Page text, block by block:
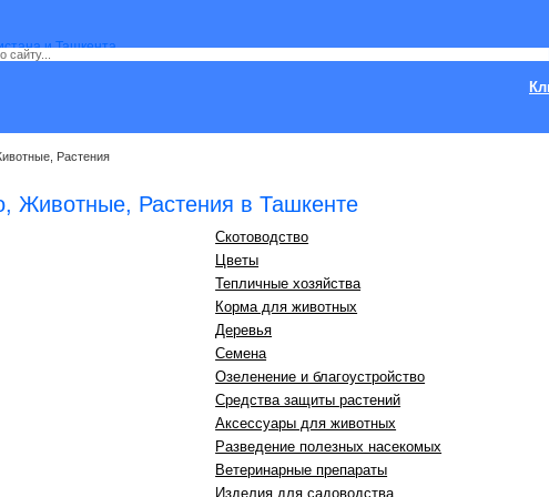
Растения
Животные, Растения в Ташкенте
Скотоводство
Цветы
Тепличные хозяйства
Корма для животных
Деревья
Семена
Озеленение и благоустройство
Средства защиты растений
Аксессуары для животных
Разведение полезных насекомых
Ветеринарные препараты
Изделия для садоводства